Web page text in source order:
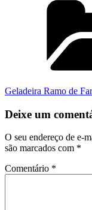
Geladeira Ramo de
Deixe um
O seu endereço de e-
são marcados com *
Comentário *